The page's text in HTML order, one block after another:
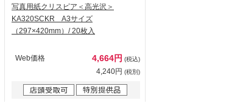
写真用紙クリスピア＜高光沢＞
KA320SCKR A3サイズ
（297×420mm）/ 20枚入
Web価格 4,664円 (税込)
4,240円 (税別)